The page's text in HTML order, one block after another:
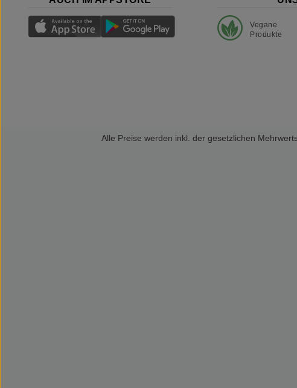
Vegane
Produkte
Alle Preise werden inkl. der gesetzlichen